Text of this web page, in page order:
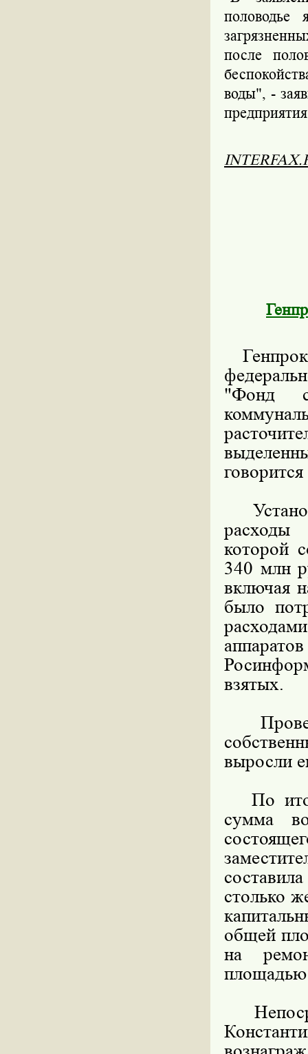
половодье
после
воды", -
"Фонд
расходы
которой
340 млн
включая
было
взятых.
выросли
По
сумма
столько
общей
на